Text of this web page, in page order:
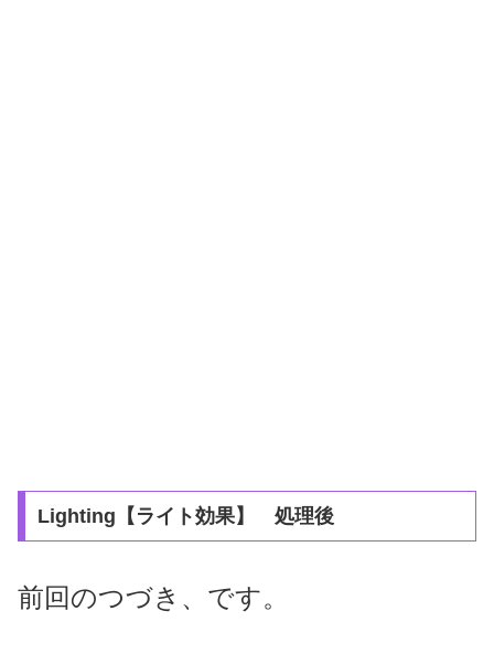
Lighting【ライト効果】 処理後
前回のつづき、です。